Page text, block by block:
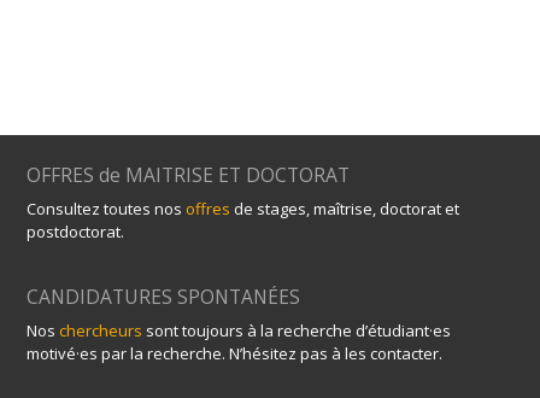
OFFRES de MAITRISE ET DOCTORAT
Consultez toutes nos offres de stages, maîtrise, doctorat et
postdoctorat.
CANDIDATURES SPONTANÉES
Noschercheurs sont toujours à la recherche d’étudiant·es
motivé·es par la recherche. N’hésitez pas à les contacter.